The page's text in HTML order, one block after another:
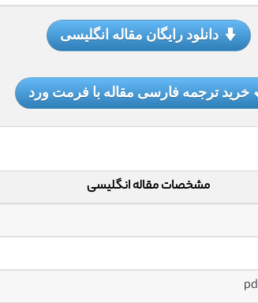
دانلود رایگان مقاله انگلیسی
خرید ترجمه فارسی مقاله با فرمت ورد
مشخصات مقاله انگلیسی